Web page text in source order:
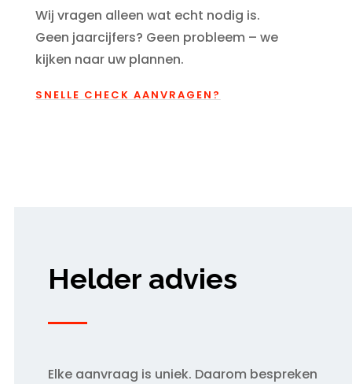
Wij vragen alleen wat echt nodig is.
Geen jaarcijfers? Geen probleem – we
kijken naar uw plannen.
SNELLE CHECK AANVRAGEN?
Helder advies
Elke aanvraag is uniek. Daarom bespreken